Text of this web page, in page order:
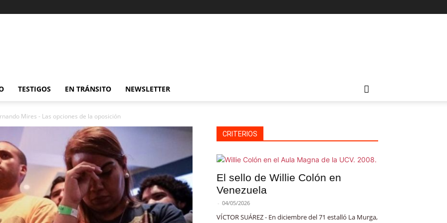
TESTIGOS EN TRÁNSITO NEWSLETTER
Mires - Las opciones de la oposición
CRITERIOS
El sello de Willie Colón en
Venezuela
- 04/05/2026
VÍCTOR SUÁREZ - En diciembre del 71 estalló La Murga,